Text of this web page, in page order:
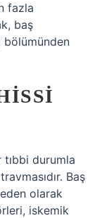
fazla
baş
bölümünden
tıbbi durumla
Baş
olarak
iskemik